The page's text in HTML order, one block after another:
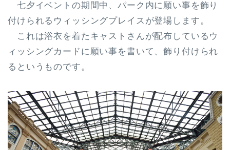
七夕イベントの期間中、パーク内に願い事を飾り
付けられる ウィッシングプレイス が登場します。
これは浴衣を着たキャストさんが配布しているウ
ィッシングカードに願い事を書いて、飾り付けられ
るというものです。